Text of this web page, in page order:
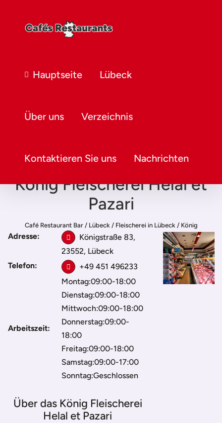
Hauptseite Lübeck
Über uns Verzeichnis
Kontaktieren Sie uns Nachrichten
König Fleischerei Helal et
Pazari
Café Restaurant Bar/ Lübeck/ Fleischerei in Lübeck/ König
Fleischerei Helal et Pazari
Adresse:
Königstraße 83,
23552, Lübeck
Telefon:
+49 451 496233
Arbeitszeit:
Montag:09:00-18:00
Dienstag:09:00-18:00
Mittwoch:09:00-18:00
Donnerstag:09:00-
18:00
Freitag:09:00-18:00
Samstag:09:00-17:00
Sonntag:Geschlossen
Über das König Fleischerei
Helal et Pazari